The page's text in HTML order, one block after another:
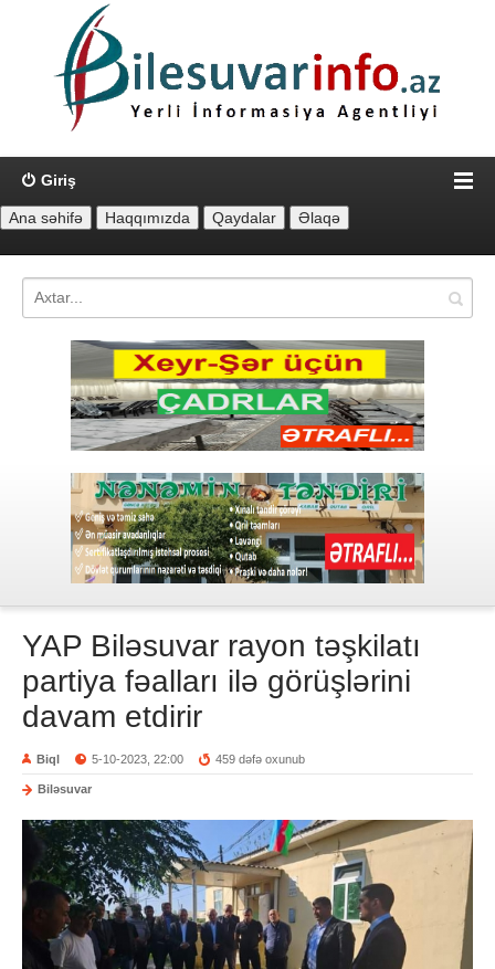
Giriş
YAP Biləsuvar rayon təşkilatı
partiya fəalları ilə görüşlərini
davam etdirir
Biql 5-10-2023, 22:00 459 dəfə oxunub
Biləsuvar